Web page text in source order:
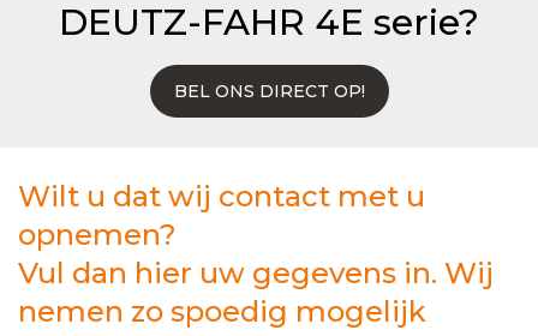
DEUTZ-FAHR 4E serie?
BEL ONS DIRECT OP!
Wilt u dat wij contact met u
opnemen?
Vul dan hier uw gegevens in. Wij
nemen zo spoedig mogelijk